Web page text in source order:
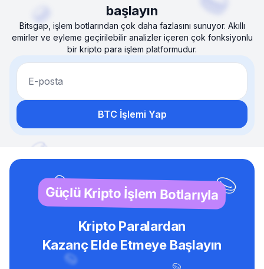
başlayın
Bitsgap, işlem botlarından çok daha fazlasını sunuyor. Akıllı
emirler ve eyleme geçirilebilir analizler içeren çok fonksiyonlu
bir kripto para işlem platformudur.
E-posta
BTC İşlemi Yap
Güçlü Kripto İşlem Botlarıyla
Kripto Paralardan
Kazanç Elde Etmeye Başlayın